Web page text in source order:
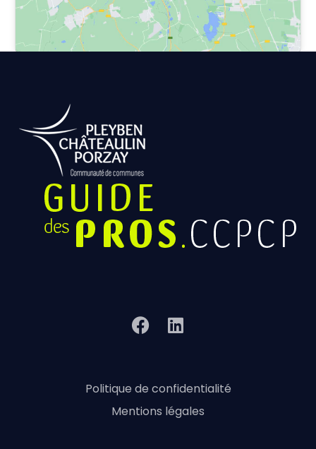
Politique de confidentialité
Mentions légales